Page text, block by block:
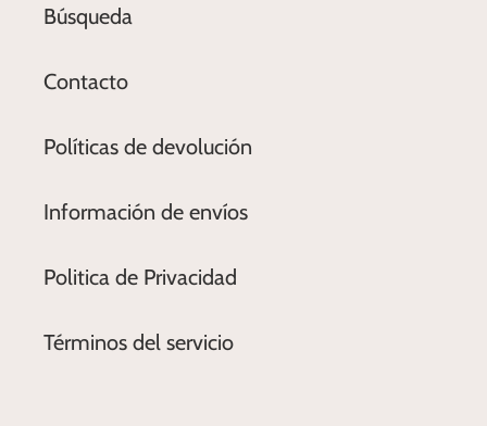
Búsqueda
Contacto
Políticas de devolución
Información de envíos
Politica de Privacidad
Términos del servicio